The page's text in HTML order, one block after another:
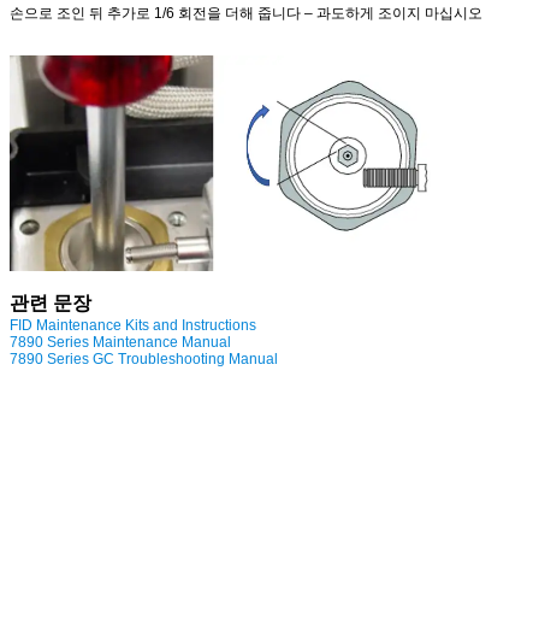
손으로 조인 뒤 추가로 1/6 회전을 더해 줍니다 – 과도하게 조이지 마십시오
관련 문장
FID Maintenance Kits and Instructions
7890 Series Maintenance Manual
7890 Series GC Troubleshooting Manual